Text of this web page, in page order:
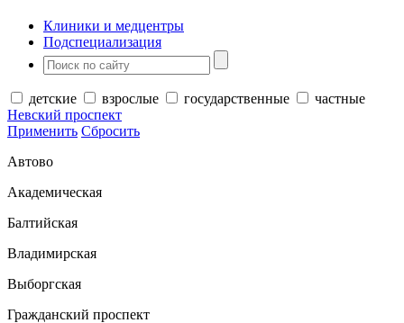
Клиники и медцентры
Подспециализация
детские взрослые государственные
частные
Невский проспект
Применить Сбросить
Автово
Академическая
Балтийская
Владимирская
Выборгская
Гражданский проспект